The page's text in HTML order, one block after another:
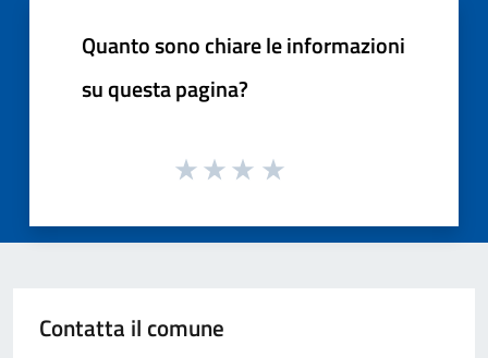
Quanto sono chiare le informazioni
su questa pagina?
Contatta il comune